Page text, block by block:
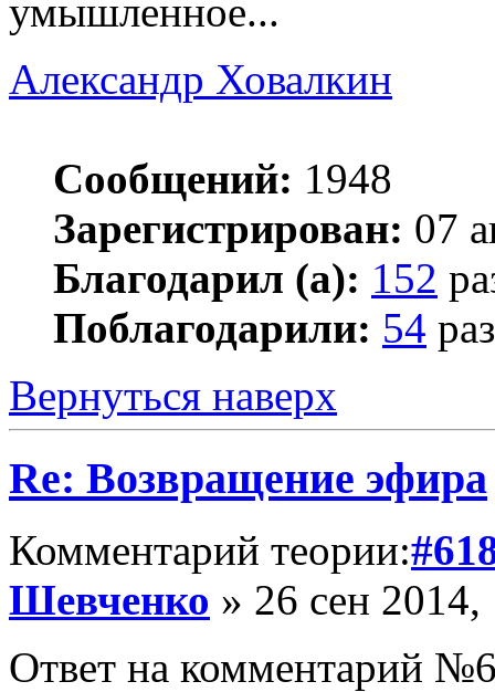
умышленное...
Александр Ховалкин
Сообщений: 1948
Зарегистрирован: 07
Благодарил (а): 152
Поблагодарили: 54
Вернуться наверх
Re: Возвращение эфира
Комментарий теории:
Шевченко » 26 сен 2014,
Ответ на комментарий